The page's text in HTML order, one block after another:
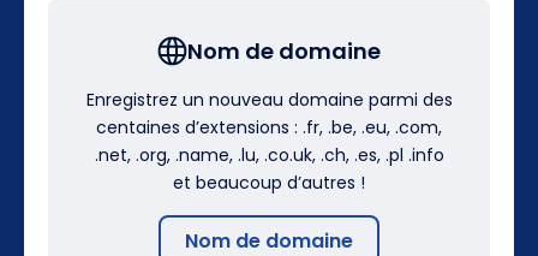
Nom de domaine
Enregistrez un nouveau domaine parmi des
centaines d’extensions : .fr, .be, .eu, .com,
.net, .org, .name, .lu, .co.uk, .ch, .es, .pl .info
et beaucoup d’autres !
Nom de domaine